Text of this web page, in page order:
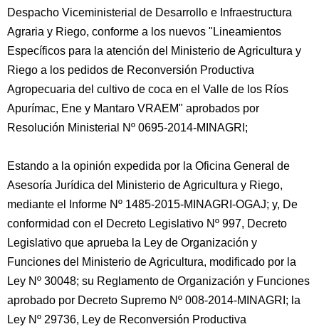
Despacho Viceministerial de Desarrollo e Infraestructura
Agraria y Riego, conforme a los nuevos "Lineamientos
Específicos para la atención del Ministerio de Agricultura y
Riego a los pedidos de Reconversión Productiva
Agropecuaria del cultivo de coca en el Valle de los Ríos
Apurímac, Ene y Mantaro VRAEM" aprobados por
Resolución Ministerial Nº 0695-2014-MINAGRI;
Estando a la opinión expedida por la Oficina General de
Asesoría Jurídica del Ministerio de Agricultura y Riego,
mediante el Informe Nº 1485-2015-MINAGRI-OGAJ; y, De
conformidad con el Decreto Legislativo Nº 997, Decreto
Legislativo que aprueba la Ley de Organización y
Funciones del Ministerio de Agricultura, modificado por la
Ley Nº 30048; su Reglamento de Organización y Funciones
aprobado por Decreto Supremo Nº 008-2014-MINAGRI; la
Ley Nº 29736, Ley de Reconversión Productiva